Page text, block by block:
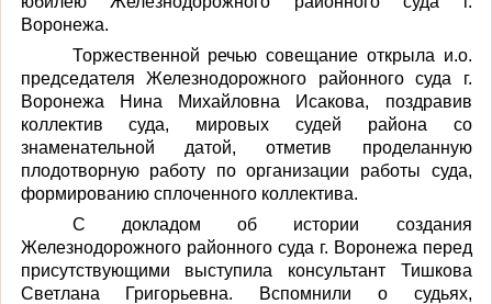
Воронежа.
Торжественной речью совещание открыла и.о.
председателя Железнодорожного районного суда г.
Воронежа Нина Михайловна Исакова, поздравив
коллектив суда, мировых судей района со
знаменательной датой, отметив проделанную
плодотворную работу по организации работы суда,
формированию сплоченного коллектива.
С докладом об истории создания
Железнодорожного районного суда г. Воронежа перед
присутствующими выступила консультант Тишкова
Светлана Григорьевна. Вспомнили о судьях,